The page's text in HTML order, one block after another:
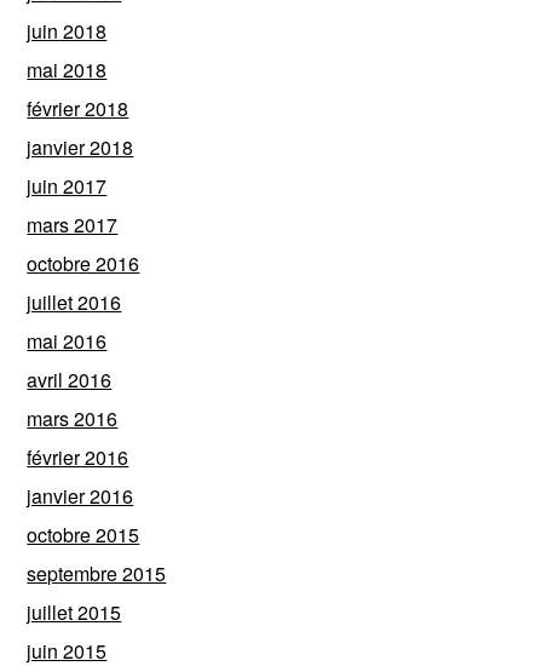
juin 2018
mai 2018
février 2018
janvier 2018
juin 2017
mars 2017
octobre 2016
juillet 2016
mai 2016
avril 2016
mars 2016
février 2016
janvier 2016
octobre 2015
septembre 2015
juillet 2015
juin 2015